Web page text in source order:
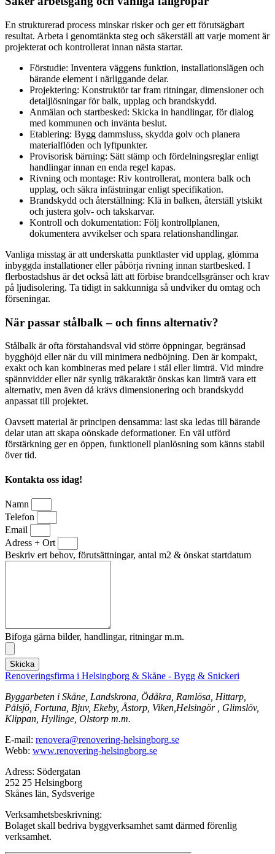
En strukturerad process minskar risker och ger ett förutsägbart
resultat. Arbeta i genomtänkta steg och säkerställ att varje moment är
projekterat och kontrollerat innan nästa startar.
Förstudie: Inventera väggens funktion, installationslägen och
bärande element i närliggande delar.
Projektering: Konstruktör tar fram ritningar, dimensioner och
detaljlösningar för balk, upplag och brandskydd.
Anmälan och startbesked: Skicka in handlingar, för dialog
med kommunen och invänta beslut.
Etablering: Bygg dammsluss, skydda golv och planera
materialflöden och lyftpunkter.
Provisorisk bärning: Sätt stämp och fördelningsreglar enligt
handlingar innan en enda regel kapas.
Rivning och montage: Riv kontrollerat, montera balk och
upplag, och säkra infästningar enligt specifikation.
Brandskydd och återställning: Klä in balken, återställ ytskikt
och justera golv- och takskarvar.
Kontroll och dokumentation: Följ kontrollplanen,
dokumentera avvikelser och spara relationshandlingar.
Vanliga misstag är att underskatta punktlaster vid upplag, glömma
inbyggda installationer eller påbörja rivning innan startbesked. I
flerbostadshus är det också lätt att förbise brandcellsgränser och krav
på ljudisolering. Ta tidigt in sakkunniga så undviker du omtag och
förseningar.
När passar stålbalk – och finns alternativ?
Stålbalk är ofta förstahandsval vid större öppningar, begränsad
bygghöjd eller när du vill minimera nedböjning. Den är kompakt,
exakt och kan kombineras med pelare i stål eller limträ. Vid mindre
spännvidder eller när synlig träkaraktär önskas kan limträ vara ett
alternativ, men även då krävs dimensionering och brandskydd
anpassat till projektet.
Oavsett material är principen densamma: last ska ledas till bärande
delar utan att skapa oönskade deformationer. En väl utförd
förstärkning ger en öppen, funktionell planlösning som känns stabil
över tid.
Kontakta oss idag!
Namn
Telefon
Email
Adress + Ort
Beskriv ert behov, förutsättningar, antal m2 & önskat startdatum
Bifoga gärna bilder, handlingar, ritningar m.m.
Skicka
Renoveringsfirma i Helsingborg & Skåne - Bygg & Snickeri
Byggarbeten i Skåne, Landskrona, Ödåkra, Ramlösa, Hittarp,
Pålsjö, Fortuna, Bjuv, Ekeby, Åstorp, Viken,Helsingör , Glimslöv,
Klippan, Hyllinge, Olstorp m.m.
E-mail: renovera@renovering-helsingborg.se
Webb: www.renovering-helsingborg.se
Adress: Södergatan
252 25 Helsingborg
Skånes län, Sydsverige
Verksamhetsbeskrivning:
Bolaget skall bedriva byggverksamhet samt därmed förenlig
verksamhet.